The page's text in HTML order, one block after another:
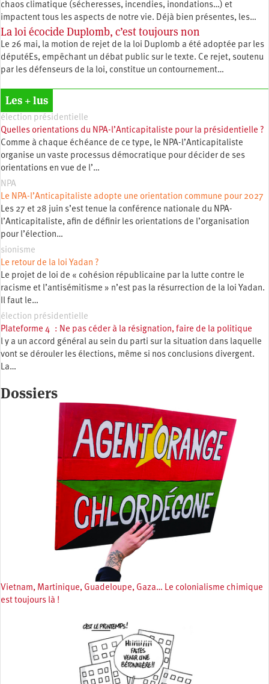
chaos climatique (sécheresses, incendies, inondations…) et
impactent tous les aspects de notre vie. Déjà bien présentes, les…
La loi écocide Duplomb, c’est toujours non
Le 26 mai, la motion de rejet de la loi Duplomb a été adoptée par les
députéEs, empêchant un débat public sur le texte. Ce rejet, soutenu
par les défenseurs de la loi, constitue un contournement…
Les + lus
élection présidentielle
Quelles orientations du NPA-l’Anticapitaliste pour la présidentielle ?
Comme à chaque échéance de ce type, le NPA-l’Anticapitaliste
organise un vaste processus démocratique pour décider de ses
orientations en vue de l’…
NPA
Le NPA-l’Anticapitaliste adopte une orientation commune pour 2027
Les 27 et 28 juin s’est tenue la conférence nationale du NPA-
l’Anticapitaliste, afin de définir les orientations de l’organisation
pour l’élection…
sionisme
Le retour de la loi Yadan ?
Le projet de loi de « cohésion républicaine par la lutte contre le
racisme et l’antisémitisme » n’est pas la résurrection de la loi Yadan.
Il faut le…
élection présidentielle
Plateforme 4 : Ne pas céder à la résignation, faire de la politique
l y a un accord général au sein du parti sur la situation dans laquelle
vont se dérouler les élections, même si nos conclusions divergent.
La…
Dossiers
Vietnam, Martinique, Guadeloupe, Gaza… Le colonialisme chimique
est toujours là !